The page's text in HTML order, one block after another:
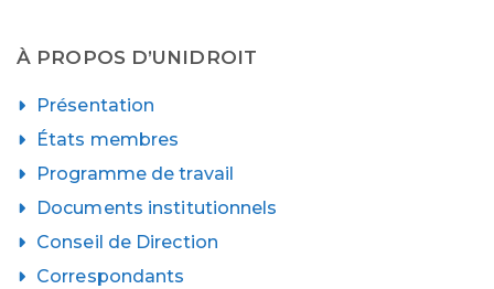
À PROPOS D’UNIDROIT
Présentation
États membres
Programme de travail
Documents institutionnels
Conseil de Direction
Correspondants